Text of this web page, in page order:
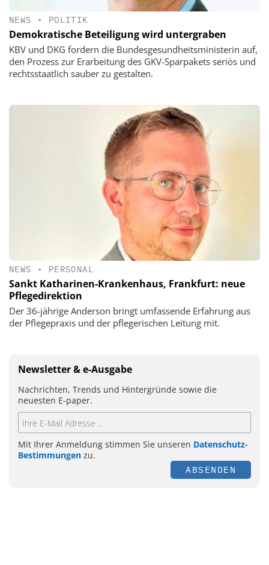
NEWS • POLITIK
Demokratische Beteiligung wird untergraben
KBV und DKG fordern die Bundesgesundheitsministerin auf,
den Prozess zur Erarbeitung des GKV-Sparpakets seriös und
rechtsstaatlich sauber zu gestalten.
NEWS • PERSONAL
Sankt Katharinen-Krankenhaus, Frankfurt: neue
Pflegedirektion
Der 36-jährige Anderson bringt umfassende Erfahrung aus
der Pflegepraxis und der pflegerischen Leitung mit.
Newsletter & e-Ausgabe
Nachrichten, Trends und Hintergründe sowie die
neuesten E-paper.
Mit Ihrer Anmeldung stimmen Sie unseren Datenschutz-
Bestimmungen zu.
ABSENDEN